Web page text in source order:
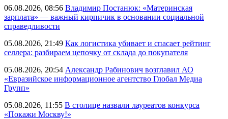
06.08.2026, 08:56 Владимир Постанюк: «Материнская
зарплата» — важный кирпичик в основании социальной
справедливости
05.08.2026, 21:49 Как логистика убивает и спасает рейтинг
селлера: разбираем цепочку от склада до покупателя
05.08.2026, 20:54 Александр Рабинович возглавил АО
«Евразийское информационное агентство Глобал Медиа
Групп»
05.08.2026, 11:55 В столице назвали лауреатов конкурса
«Покажи Москву!»